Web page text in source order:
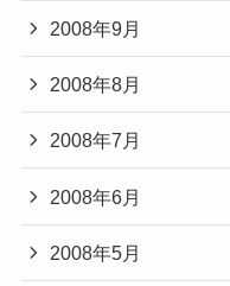
2008年9月
2008年8月
2008年7月
2008年6月
2008年5月